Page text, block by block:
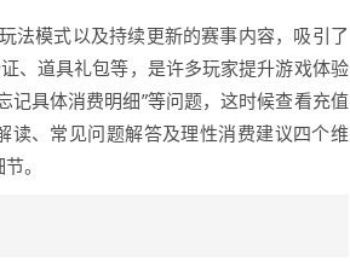
法模式以及持续更新的赛事内容，吸引了
、道具礼包等，是许多玩家提升游戏体验
记具体消费明细”等问题，这时候查看充值
、常见问题解答及理性消费建议四个维
。